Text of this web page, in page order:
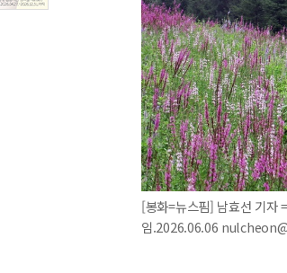
[봉화=뉴스핌] 남효선 기자
임.2026.06.06